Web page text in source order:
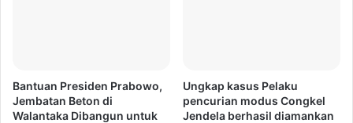
Bantuan Presiden Prabowo,
Jembatan Beton di
Walantaka Dibangun untuk
Ungkap kasus Pelaku
pencurian modus Congkel
Jendela berhasil diamankan